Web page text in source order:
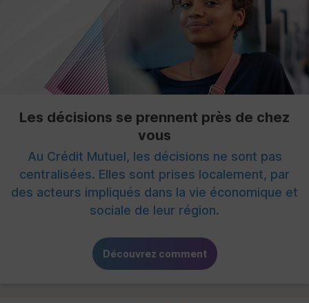
Les décisions se prennent près de chez
vous
Au Crédit Mutuel, les décisions ne sont pas
centralisées. Elles sont prises localement, par
des acteurs impliqués dans la vie économique et
sociale de leur région.
Découvrez comment